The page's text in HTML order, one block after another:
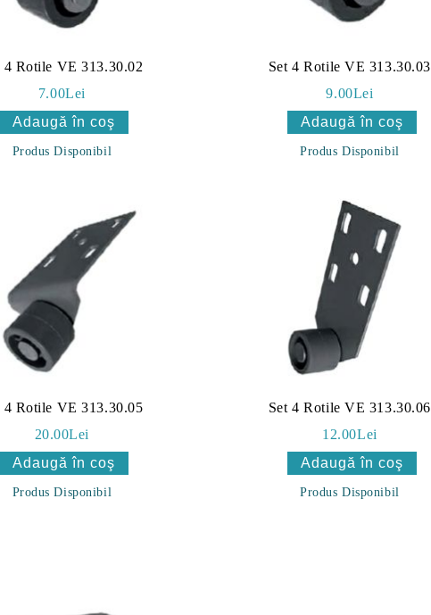
4 Rotile VE 313.30.02
7.00Lei
Produs Disponibil
Set 4 Rotile VE 313.30.03
9.00Lei
Produs Disponibil
4 Rotile VE 313.30.05
20.00Lei
Produs Disponibil
Set 4 Rotile VE 313.30.06
12.00Lei
Produs Disponibil